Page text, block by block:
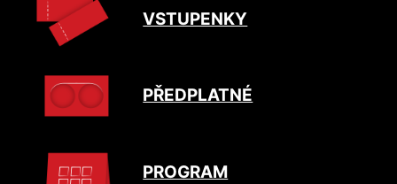
VSTUPENKY
PŘEDPLATNÉ
PROGRAM